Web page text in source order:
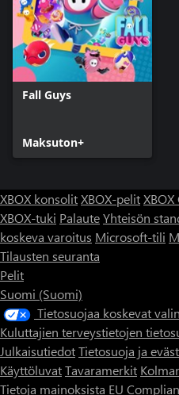
Fall Guys
Maksuton+
XBOX konsolitXBOX-pelitXBOX
XBOX-tuki PalauteYhteisön
koskeva varoitus Microsoft-tili
Tilausten seuranta
Pelit
Suomi (Suomi)
Tietosuojaa koskevat
Kuluttajien terveystietojen
JulkaisutiedotTietosuoja ja
KäyttöluvatTavaramerkit
Tietoja mainoksista EU